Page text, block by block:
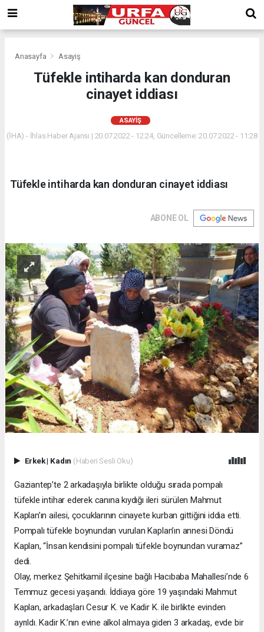
Anasayfa Asayiş
Tüfekle intiharda kan donduran
cinayet iddiası
ASAYIŞ
(İHA) - İhlas Haber Ajansı | 20.07.2022 - 12:24, Güncelleme: 20.07.2022 - 11:28
Tüfekle intiharda kan donduran cinayet iddiası
ABONE OL
Erkek| Kadın (Haberi Sesli Oku)
Gaziantep’te 2 arkadaşıyla birlikte olduğu sırada pompalı
tüfekle intihar ederek canına kıydığı ileri sürülen Mahmut
Kaplan’ın ailesi, çocuklarının cinayete kurban gittiğini iddia etti.
Pompalı tüfekle boynundan vurulan Kaplan’ın annesi Döndü
Kaplan, “İnsan kendisini pompalı tüfekle boynundan vuramaz”
dedi.
Olay, merkez Şehitkamil ilçesine bağlı Hacıbaba Mahallesi’nde 6
Temmuz gecesi yaşandı. İddiaya göre 19 yaşındaki Mahmut
Kaplan, arkadaşları Cesur K. ve Kadir K. ile birlikte evinden
ayrıldı. Kadir K.’nın evine alkol almaya giden 3 arkadaş, evde bir